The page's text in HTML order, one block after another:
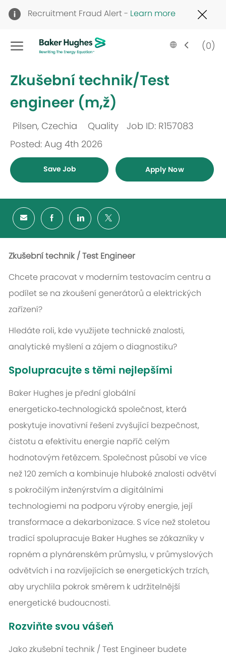
Recruitment Fraud Alert - Learn more
Skip to main content
Language
selected
English(0)
Zkušební technik/Test
engineer (m,ž)
Location
Pilsen, Czechia
Category
Quality
Job ID: R157083
Posted: Aug 4th 2026
Save Job Apply Now
Zkušební technik / Test Engineer
Chcete pracovat v moderním testovacím centru a
podílet se na zkoušení generátorů a elektrických
zařízení?
Hledáte roli, kde využijete technické znalosti,
analytické myšlení a zájem o diagnostiku?
Spolupracujte s těmi nejlepšími
Baker Hughes je přední globální
energeticko‑technologická společnost, která
poskytuje inovativní řešení zvyšující bezpečnost,
čistotu a efektivitu energie napříč celým
hodnotovým řetězcem. Společnost působí ve více
než 120 zemích a kombinuje hluboké znalosti odvětví
s pokročilým inženýrstvím a digitálními
technologiemi na podporu výroby energie, její
transformace a dekarbonizace. S více než stoletou
tradicí spolupracuje Baker Hughes se zákazníky v
ropném a plynárenském průmyslu, v průmyslových
odvětvích i na rozvíjejících se energetických trzích,
aby urychlila pokrok směrem k udržitelnější
energetické budoucnosti.
Rozviňte svou vášeň
Jako zkušební technik / Test Engineer budete